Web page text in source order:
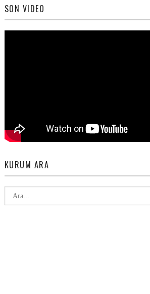
SON VIDEO
KURUM ARA